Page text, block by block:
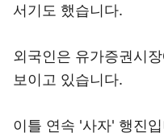
서기도 했습니다.
외국인은 유가증권시
보이고 있습니다.
이틀 연속 '사자' 행진